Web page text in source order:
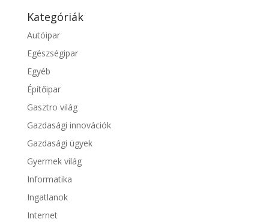
Kategóriák
Autóipar
Egészségipar
Egyéb
Építőipar
Gasztro világ
Gazdasági innovációk
Gazdasági ügyek
Gyermek világ
Informatika
Ingatlanok
Internet